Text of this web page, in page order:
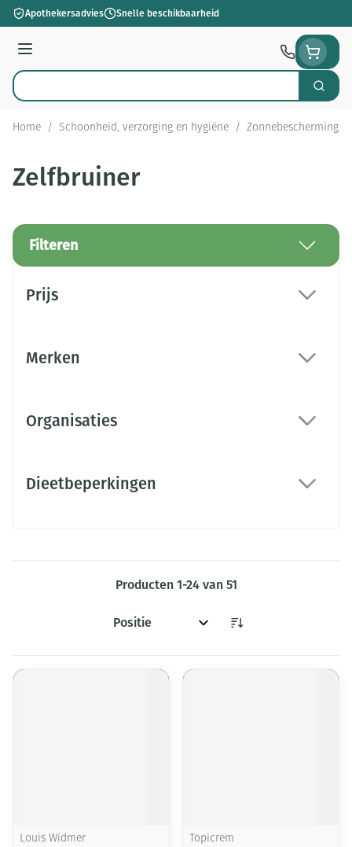
Ga naar de inhoud
Apothekersadvies Snelle beschikbaarheid
Menu
Product, merk, categorie... Zoek
Home / Schoonheid, verzorging en hygiëne / Zonnebescherming
Zelfbruiner
Filteren
Prijs
Merken
Organisaties
Dieetbeperkingen
Producten 1-24van 51
Sorteer op:
Louis Widmer Topicrem